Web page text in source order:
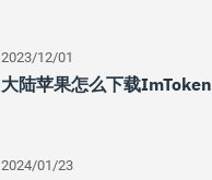
2023/12/01
大陆苹果怎么下载imToken
2024/01/23